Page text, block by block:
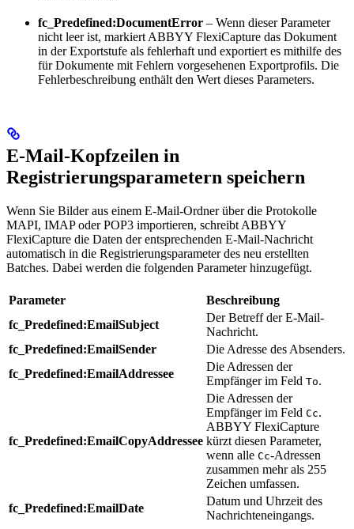
fc_Predefined:DocumentError – Wenn dieser Parameter
nicht leer ist, markiert ABBYY FlexiCapture das Dokument
in der Exportstufe als fehlerhaft und exportiert es mithilfe des
für Dokumente mit Fehlern vorgesehenen Exportprofils. Die
Fehlerbeschreibung enthält den Wert dieses Parameters.
E-Mail-Kopfzeilen in
Registrierungsparametern speichern
Wenn Sie Bilder aus einem E-Mail-Ordner über die Protokolle
MAPI, IMAP oder POP3 importieren, schreibt ABBYY
FlexiCapture die Daten der entsprechenden E-Mail-Nachricht
automatisch in die Registrierungsparameter des neu erstellten
Batches. Dabei werden die folgenden Parameter hinzugefügt.
Parameter
Beschreibung
fc_Predefined:EmailSubject
Der Betreff der E-Mail-
Nachricht.
fc_Predefined:EmailSender
Die Adresse des Absenders.
fc_Predefined:EmailAddressee
Die Adressen der
Empfänger im Feld To.
fc_Predefined:EmailCopyAddressee
Die Adressen der
Empfänger im Feld Cc.
ABBYY FlexiCapture
kürzt diesen Parameter,
wenn alle Cc-Adressen
zusammen mehr als 255
Zeichen umfassen.
fc_Predefined:EmailDate
Datum und Uhrzeit des
Nachrichteneingangs.